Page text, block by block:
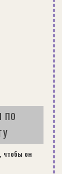
ПО
чтобы он